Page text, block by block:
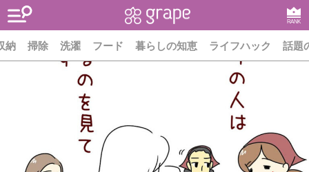
RANK
納 掃除 洗濯 フード 暮らしの知恵 ライフハック 話題